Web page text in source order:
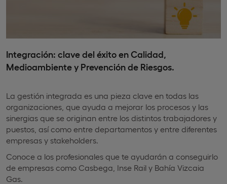
Integración: clave del éxito en Calidad,
Medioambiente y Prevención de Riesgos.
La gestión integrada es una pieza clave en todas las
organizaciones, que ayuda a mejorar los procesos y las
sinergias que se originan entre los distintos trabajadores y
puestos, así como entre departamentos y entre diferentes
empresas y stakeholders.
Conoce a los profesionales que te ayudarán a conseguirlo
de empresas como Casbega, Inse Rail y Bahía Vizcaia
Gas.